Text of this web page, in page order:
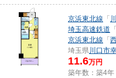
京浜東北線 「
埼玉高速鉄道 「
京浜東北線 「
埼玉県川口市
11.6万円
築年数：築4年